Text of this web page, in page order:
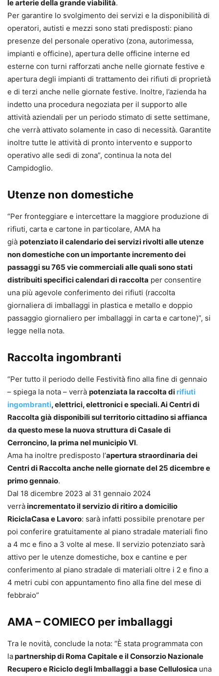
le arterie della grande viabilità.
Per garantire lo svolgimento dei servizi e la disponibilità di
operatori, autisti e mezzi sono stati predisposti: piano
presenze del personale operativo (zona, autorimessa,
impianti e officine), apertura delle officine interne ed
esterne con turni rafforzati anche nelle giornate festive e
apertura degli impianti di trattamento dei rifiuti di proprietà
e di terzi anche nelle giornate festive. Inoltre, l’azienda ha
indetto una procedura negoziata per il supporto alle
attività aziendali per un periodo stimato di sette settimane,
che verrà attivato solamente in caso di necessità. Garantite
inoltre tutte le attività di pronto intervento e supporto
operativo alle sedi di zona”, continua la nota del
Campidoglio.
Utenze non domestiche
“Per fronteggiare e intercettare la maggiore produzione di
rifiuti, carta e cartone in particolare, AMA ha
già potenziato il calendario dei servizi rivolti alle utenze
non domestiche con un importante incremento dei
passaggi su 765 vie commerciali alle quali sono stati
distribuiti specifici calendari di raccolta per consentire
una più agevole conferimento dei rifiuti (raccolta
giornaliera di imballaggi in plastica e metallo e doppio
passaggio giornaliero per imballaggi in carta e cartone)”, si
legge nella nota.
Raccolta ingombranti
“Per tutto il periodo delle Festività fino alla fine di gennaio
– spiega la nota – verrà potenziata la raccolta di rifiuti
ingombranti, elettrici, elettronici e speciali. Ai Centri di
Raccolta già disponibili sul territorio cittadino si affianca
da questo mese la nuova struttura di Casale di
Cerroncino, la prima nel municipio VI.
Ama ha inoltre predisposto l’apertura straordinaria dei
Centri di Raccolta anche nelle giornate del 25 dicembre e
primo gennaio.
Dal 18 dicembre 2023 al 31 gennaio 2024
verràincrementato il servizio di ritiro a domicilio
RiciclaCasa e Lavoro: sarà infatti possibile prenotare per
poi conferire gratuitamente al piano stradale materiali fino
a 4 mc e fino a 3 volte al mese. Il servizio potenziato sarà
attivo per le utenze domestiche, box e cantine e per
conferimento al piano stradale di materiali oltre i 2 e fino a
4 metri cubi con appuntamento fino alla fine del mese di
febbraio”
AMA – COMIECO per imballaggi
Tra le novità, conclude la nota: “È stata programmata con
lapartnership di Roma Capitale e il Consorzio Nazionale
Recupero e Riciclo degli Imballaggi a base Cellulosica una